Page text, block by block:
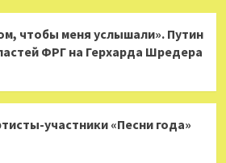
чтобы меня услышали». Путин
ФРГ на Герхарда Шредера
участники «Песни года»